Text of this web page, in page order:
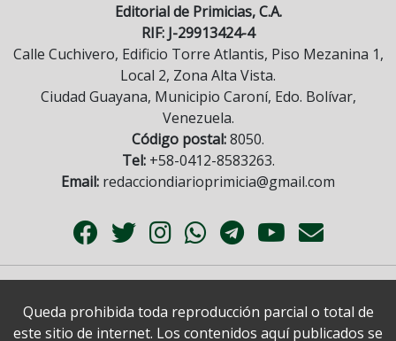
Editorial de Primicias, C.A.
RIF: J-29913424-4
Calle Cuchivero, Edificio Torre Atlantis, Piso Mezanina 1,
Local 2, Zona Alta Vista.
Ciudad Guayana, Municipio Caroní, Edo. Bolívar,
Venezuela.
Código postal:8050.
Tel:+58-0412-8583263.
Email: redacciondiarioprimicia@gmail.com
Queda prohibida toda reproducción parcial o total de
este sitio de internet. Los contenidos aquí publicados se